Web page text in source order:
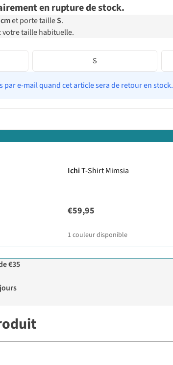
en rupture de stock.
et porte tailleS.
votre taille habituelle.
S
par e-mail quand cet article sera de retour en stock.
IchiT-Shirt Mimsia
€59,95
1 couleur disponible
€35